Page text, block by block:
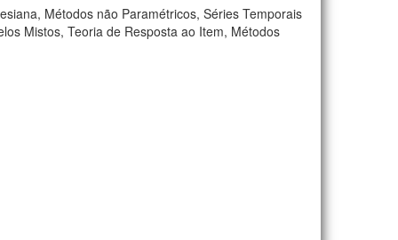
Métodos não Paramétricos, Séries Temporais
Mistos, Teoria de Resposta ao Item, Métodos